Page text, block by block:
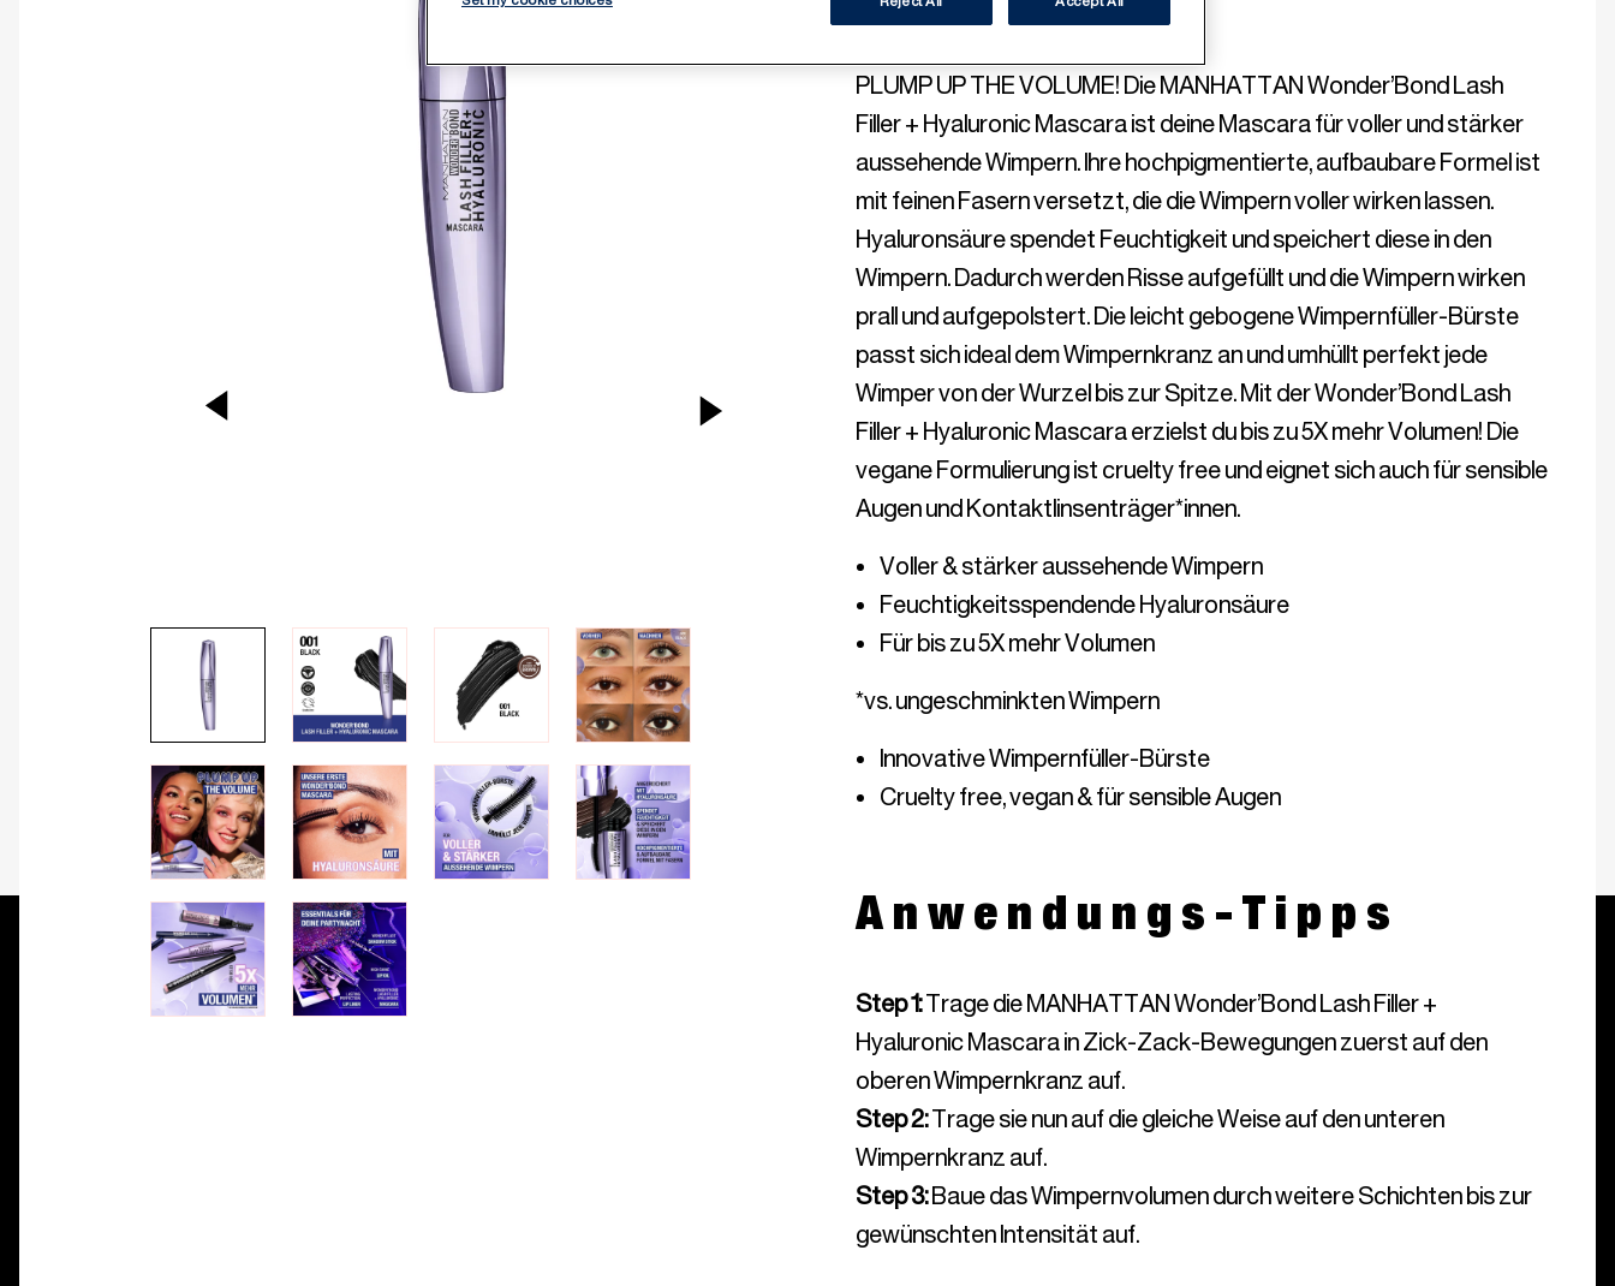
MASCARA
PLUMP UP THE VOLUME! Die MANHATTAN Wonder’Bond Lash
Filler + Hyaluronic Mascara ist deine Mascara für voller und stärker
aussehende Wimpern. Ihre hochpigmentierte, aufbaubare Formel ist
mit feinen Fasern versetzt, die die Wimpern voller wirken lassen.
Hyaluronsäure spendet Feuchtigkeit und speichert diese in den
Wimpern. Dadurch werden Risse aufgefüllt und die Wimpern wirken
prall und aufgepolstert. Die leicht gebogene Wimpernfüller-Bürste
passt sich ideal dem Wimpernkranz an und umhüllt perfekt jede
Wimper von der Wurzel bis zur Spitze. Mit der Wonder’Bond Lash
Filler + Hyaluronic Mascara erzielst du bis zu 5X mehr Volumen! Die
vegane Formulierung ist cruelty free und eignet sich auch für sensible
Augen und Kontaktlinsenträger*innen.
Voller & stärker aussehende Wimpern
Feuchtigkeitsspendende Hyaluronsäure
Für bis zu 5X mehr Volumen
*vs. ungeschminkten Wimpern
Innovative Wimpernfüller-Bürste
Cruelty free, vegan & für sensible Augen
Anwendungs-Tipps
Step 1:Trage die MANHATTAN Wonder’Bond Lash Filler +
Hyaluronic Mascara in Zick-Zack-Bewegungen zuerst auf den
oberen Wimpernkranz auf.
Step 2:Trage sie nun auf die gleiche Weise auf den unteren
Wimpernkranz auf.
Step 3:Baue das Wimpernvolumen durch weitere Schichten bis zur
gewünschten Intensität auf.